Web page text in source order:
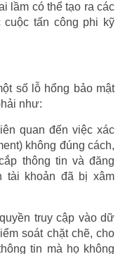
lầm có thể tạo ra các
cuộc tấn công phi kỹ
số lỗ hổng bảo mật
như:
quan đến việc xác
không đúng cách,
thông tin và đăng
tài khoản đã bị xâm
truy cập vào dữ
soát chặt chẽ, cho
tin mà họ không